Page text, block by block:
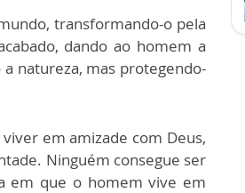
transformando-o pela
dando ao homem a
natureza, mas protegendo-
em amizade com Deus,
Ninguém consegue ser
em que o homem vive em